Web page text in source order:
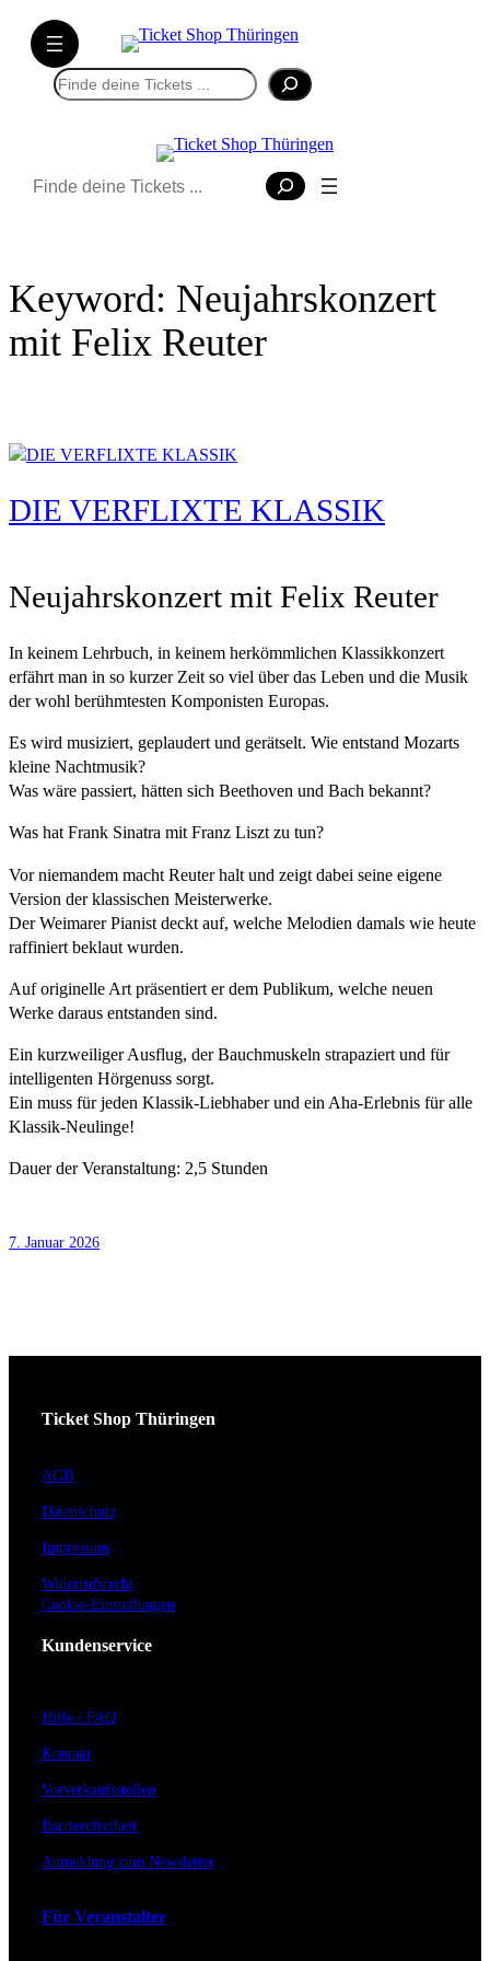
Direkt
zum
Inhalt
wechseln
Suchen
Suchen
Keyword: Neujahrskonzert
mit Felix Reuter
DIE VERFLIXTE KLASSIK
Neujahrskonzert mit Felix Reuter
In keinem Lehrbuch, in keinem herkömmlichen Klassikkonzert
erfährt man in so kurzer Zeit so viel über das Leben und die Musik
der wohl berühmtesten Komponisten Europas.
Es wird musiziert, geplaudert und gerätselt. Wie entstand Mozarts
kleine Nachtmusik?
Was wäre passiert, hätten sich Beethoven und Bach bekannt?
Was hat Frank Sinatra mit Franz Liszt zu tun?
Vor niemandem macht Reuter halt und zeigt dabei seine eigene
Version der klassischen Meisterwerke.
Der Weimarer Pianist deckt auf, welche Melodien damals wie heute
raffiniert beklaut wurden.
Auf originelle Art präsentiert er dem Publikum, welche neuen
Werke daraus entstanden sind.
Ein kurzweiliger Ausflug, der Bauchmuskeln strapaziert und für
intelligenten Hörgenuss sorgt.
Ein muss für jeden Klassik-Liebhaber und ein Aha-Erlebnis für alle
Klassik-Neulinge!
Dauer der Veranstaltung: 2,5 Stunden
7. Januar 2026
Ticket Shop Thüringen
AGB
Datenschutz
Impressum
Widerrufsrecht
Cookie-Einstellungen
Kundenservice
Hilfe / FAQ
Kontakt
Vorverkaufsstellen
Barrierefreiheit
Anmeldung zum Newsletter
Für Veranstalter